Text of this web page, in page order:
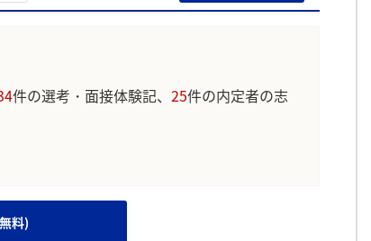
件の選考・面接体験記、 25件の内定者の志
料)